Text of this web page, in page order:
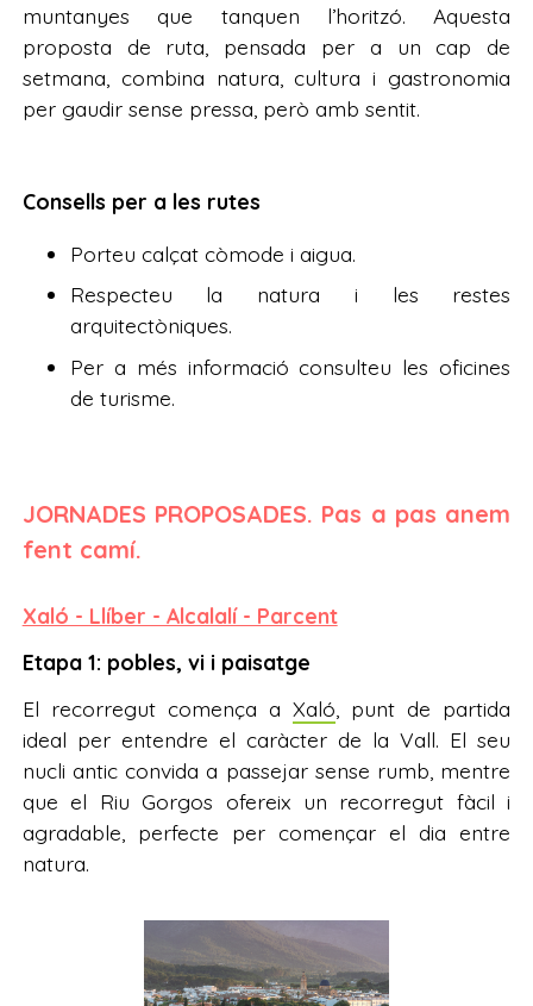
muntanyes que tanquen l’horitzó. Aquesta
proposta de ruta, pensada per a un cap de
setmana, combina natura, cultura i gastronomia
per gaudir sense pressa, però amb sentit.
Consells per a les rutes
Porteu calçat còmode i aigua.
Respecteu la natura i les restes
arquitectòniques.
Per a més informació consulteu les oficines
de turisme.
JORNADES PROPOSADES. Pas a pas anem
fent camí.
Xaló - Llíber - Alcalalí - Parcent
Etapa 1: pobles, vi i paisatge
El recorregut comença aXaló , punt de partida
ideal per entendre el caràcter de la Vall. El seu
nucli antic convida a passejar sense rumb, mentre
que el Riu Gorgos ofereix un recorregut fàcil i
agradable, perfecte per començar el dia entre
natura.